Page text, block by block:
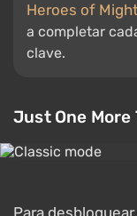
Heroes of
a completar
clave.
Just One More
Para